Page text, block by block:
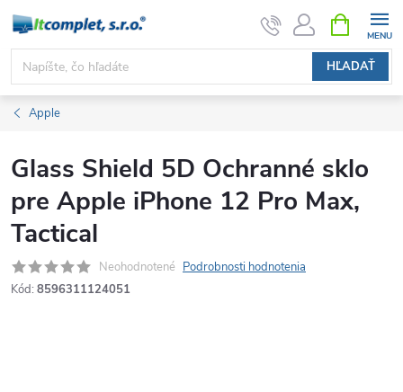
Prejsť
obsah
HĽADAŤ
KOŠÍK
Apple
Glass Shield 5D Ochranné sklo
pre Apple iPhone 12 Pro Max,
Tactical
Neohodnotené Podrobnosti hodnotenia
Kód: 8596311124051